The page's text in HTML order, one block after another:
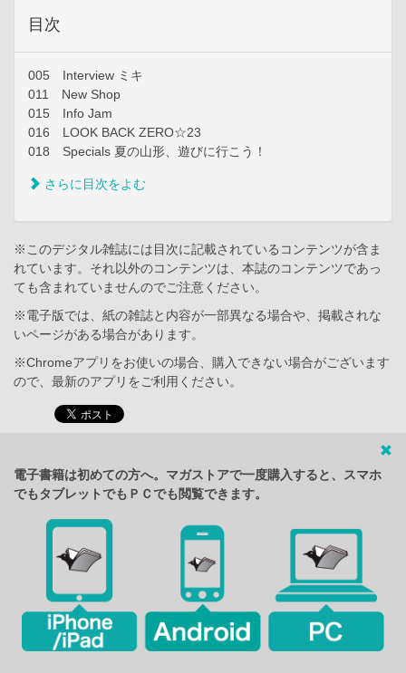
目次
005 Interview ミキ
011 New Shop
015 Info Jam
016 LOOK BACK ZERO☆23
018 Specials 夏の山形、遊びに行こう！
さらに目次をよむ
※このデジタル雑誌には目次に記載されているコンテンツが含ま
れています。それ以外のコンテンツは、本誌のコンテンツであっ
ても含まれていませんのでご注意ください。
※電子版では、紙の雑誌と内容が一部異なる場合や、掲載されな
いページがある場合があります。
※Chromeアプリをお使いの場合、購入できない場合がございます
ので、最新のアプリをご利用ください。
電子書籍は初めての方へ。マガストアで一度購入すると、スマホ
でもタブレットでもＰＣでも閲覧できます。